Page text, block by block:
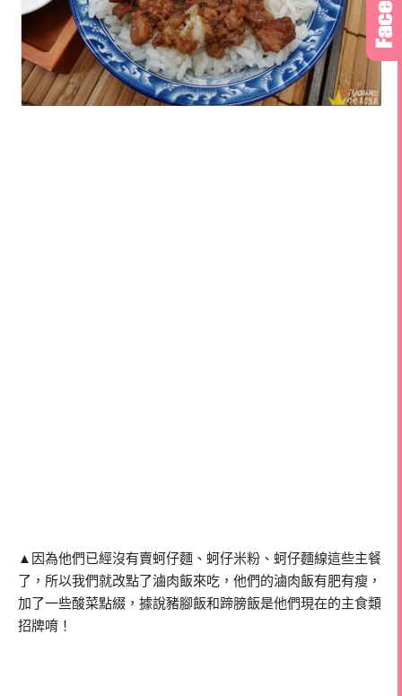
▲因為他們已經沒有賣蚵仔麵、蚵仔米粉、蚵仔麵線這些主餐
了，所以我們就改點了滷肉飯來吃，他們的滷肉飯有肥有瘦，
加了一些酸菜點綴，據說豬腳飯和蹄膀飯是他們現在的主食類
招牌唷！